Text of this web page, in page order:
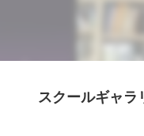
スクールギャラ